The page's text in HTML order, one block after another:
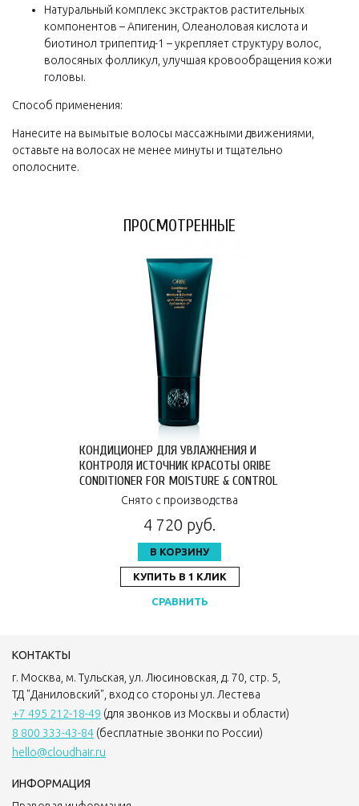
Натуральный комплекс экстрактов растительных
компонентов – Апигенин, Олеаноловая кислота и
биотинол трипептид-1 – укрепляет структуру волос,
волосяных фолликул, улучшая кровообращения кожи
головы.
Способ применения:
Нанесите на вымытые волосы массажными движениями,
оставьте на волосах не менее минуты и тщательно
ополосните.
ПРОСМОТРЕННЫЕ
КОНДИЦИОНЕР ДЛЯ УВЛАЖНЕНИЯ И
КОНТРОЛЯ ИСТОЧНИК КРАСОТЫ ORIBE
CONDITIONER FOR MOISTURE & CONTROL
200 МЛ OR110Снято с производства
4 720 руб.
В КОРЗИНУ
КУПИТЬ В 1 КЛИК
СРАВНИТЬ
КОНТАКТЫ
г. Москва, м. Тульская, ул. Люсиновская, д. 70, стр. 5,
ТД "Даниловский", вход со стороны ул. Лестева
+7 495 212-18-49 (для звонков из Москвы и области)
8 800 333-43-84 (бесплатные звонки по России)
hello@cloudhair.ru
ИНФОРМАЦИЯ